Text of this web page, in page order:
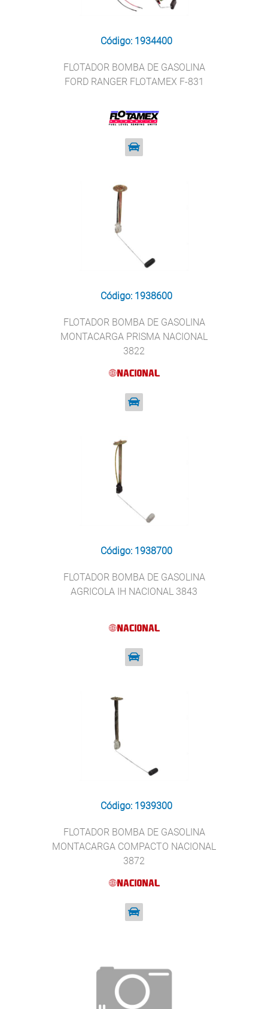
Código: 1934400
FLOTADOR BOMBA DE GASOLINA
FORD RANGER FLOTAMEX F-831
Código: 1938600
FLOTADOR BOMBA DE GASOLINA
MONTACARGA PRISMA NACIONAL
3822
Código: 1938700
FLOTADOR BOMBA DE GASOLINA
AGRICOLA IH NACIONAL 3843
Código: 1939300
FLOTADOR BOMBA DE GASOLINA
MONTACARGA COMPACTO NACIONAL
3872